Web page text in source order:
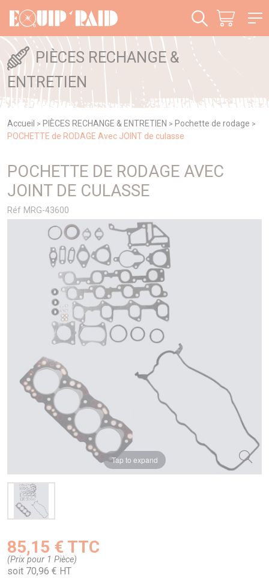
PIÈCES RECHANGE &
ENTRETIEN
Accueil > PIÈCES RECHANGE & ENTRETIEN > Pochette de rodage >
POCHETTE de RODAGE Avec JOINT de culasse
POCHETTE DE RODAGE AVEC
JOINT DE CULASSE
Réf MRG-43600
Tap to expand
85,15 € TTC
(Prix pour 1 Pièce)
soit 70,96 € HT
Panneau de gestion des cookies